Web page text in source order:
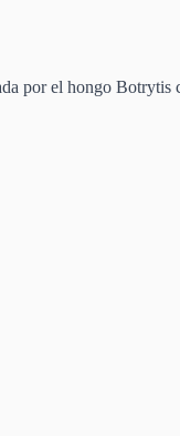
por el hongo Botrytis